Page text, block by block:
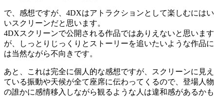
で、感想ですが、4DXはアトラクションとして楽しむにはい
いスクリーンだと思います。
4DXスクリーンで公開される作品ではありえないと思います
が、しっとりじっくりとストーリーを追いたいような作品に
は当然ながら不向きです。
あと、これは完全に個人的な感想ですが、スクリーンに見え
ている振動や天候が全て座席に伝わってくるので、登場人物
の誰かに感情移入しながら観るような人は違和感があるかも